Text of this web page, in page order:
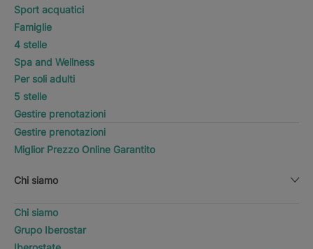
Sport acquatici
Famiglie
4 stelle
Spa and Wellness
Per soli adulti
5 stelle
Gestire prenotazioni
Gestire prenotazioni
Miglior Prezzo Online Garantito
Chi siamo
Chi siamo
Grupo Iberostar